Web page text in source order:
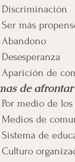
Discriminación
Ser más
Abandono
Desesperanza
Aparición de
de
Por medio de
Medios de
Sistema de
Culturo